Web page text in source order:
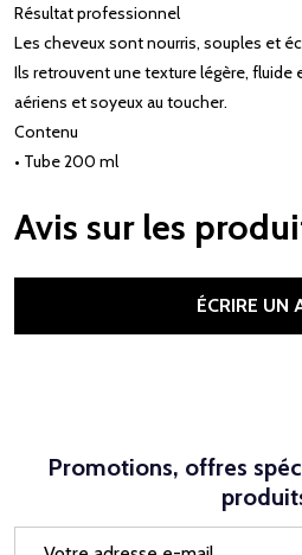
Résultat professionnel
Les cheveux sont nourris, souples et
Ils retrouvent une texture légère,
aériens et soyeux au toucher.
Contenu
• Tube 200 ml
Avis sur les
ÉCRIRE UN
Promotions, offres